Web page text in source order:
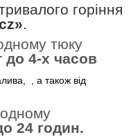
горіння
.
тюку
до 4-х часов
, а також від
одному
24 годин.